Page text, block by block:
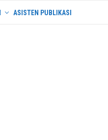
ASISTEN PUBLIKASI